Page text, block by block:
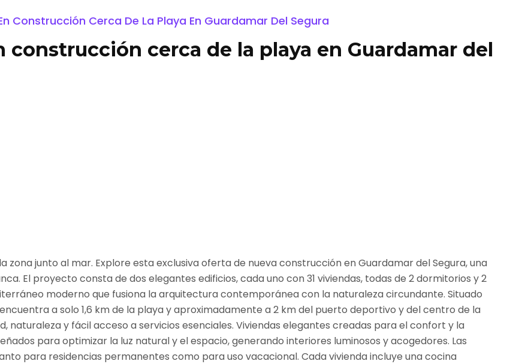
Construcción Cerca De La Playa En Guardamar Del Segura
cerca de la playa en Guardamar del
zona junto al mar. Explore esta exclusiva oferta de nueva construcción en Guardamar del Segura, una
El proyecto consta de dos elegantes edificios, cada uno con 31 viviendas, todas de 2 dormitorios y 2
moderno que fusiona la arquitectura contemporánea con la naturaleza circundante. Situado
a solo 1,6 km de la playa y aproximadamente a 2 km del puerto deportivo y del centro de la
naturaleza y fácil acceso a servicios esenciales. Viviendas elegantes creadas para el confort y la
para optimizar la luz natural y el espacio, generando interiores luminosos y acogedores. Las
para residencias permanentes como para uso vacacional. Cada vivienda incluye una cocina